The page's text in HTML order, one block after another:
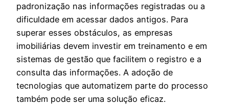
padronização nas informações registradas ou a
dificuldade em acessar dados antigos. Para
superar esses obstáculos, as empresas
imobiliárias devem investir em treinamento e em
sistemas de gestão que facilitem o registro e a
consulta das informações. A adoção de
tecnologias que automatizem parte do processo
também pode ser uma solução eficaz.